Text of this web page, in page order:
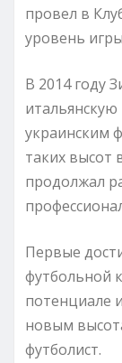
провел в
уровень
В 2014 году
украинским
таких высот
продолжал
Первые
футбольной
потенциале
новым
футболист.